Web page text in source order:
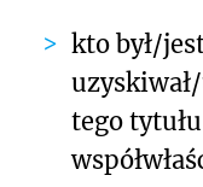
kto był/
tego